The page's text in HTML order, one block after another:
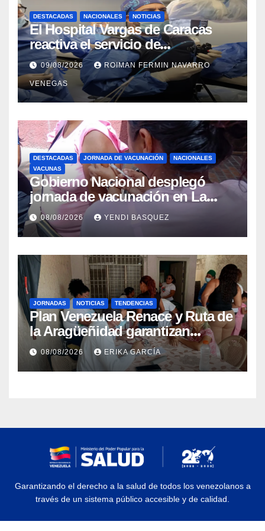
DESTACADAS NACIONALES NOTICIAS
El Hospital Vargas de Caracas
reactiva el servicio de
Colangiopancreatografía
Retrógrada Endoscópica para
beneficiar a cientos de pacientes
09/08/2026 ROIMAN FERMIN NAVARRO
VENEGAS
DESTACADAS JORNADA DE VACUNACIÓN
NACIONALES
VACUNAS
Gobierno Nacional desplegó
jornada de vacunación en La
Guaira para garantizar protección
epidemiológica
08/08/2026 YENDI BASQUEZ
JORNADAS NOTICIAS TENDENCIAS
Plan Venezuela Renace y Ruta de
la Aragüeñidad garantizan
atención médica integral en
Aragua
08/08/2026 ERIKA GARCÍA
Garantizando el derecho a la salud de todos los venezolanos a
través de un sistema público accesible y de calidad.